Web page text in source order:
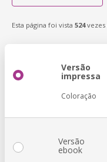
Esta página foi vista 524vezes
Versão
impressa
Coloração
Versão
ebook